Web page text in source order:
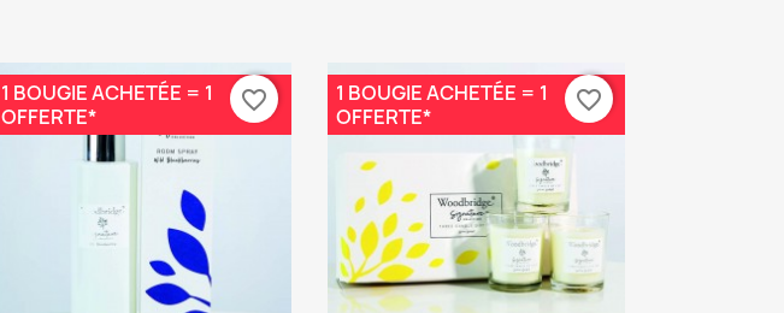
1 BOUGIE ACHETÉE = 1
OFFERTE*
favorite_border
1 BOUGIE ACHETÉE = 1
OFFERTE*
favorite_border